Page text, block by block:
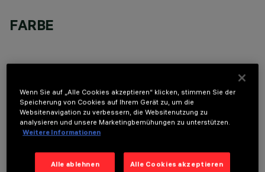
FARBE
OPTIONALE KOMPONENTEN
Wenn Sie auf „Alle Cookies akzeptieren“ klicken, stimmen Sie der
Speicherung von Cookies auf Ihrem Gerät zu, um die
Websitenavigation zu verbessern, die Websitenutzung zu
analysieren und unsere Marketingbemühungen zu unterstützen.
Weitere Informationen
Alle ablehnen Alle Cookies akzeptieren